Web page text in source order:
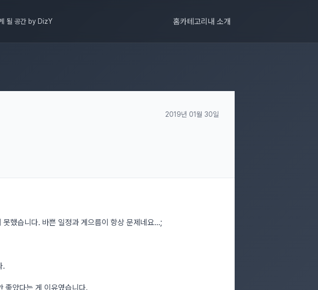
될 공간 by DizY 홈카테고리 내 소개
2019년 01월 30일
했습니다. 바쁜 일정과 게으름이 항상 문제네요…;
.
좋았다는 게 이유였습니다.